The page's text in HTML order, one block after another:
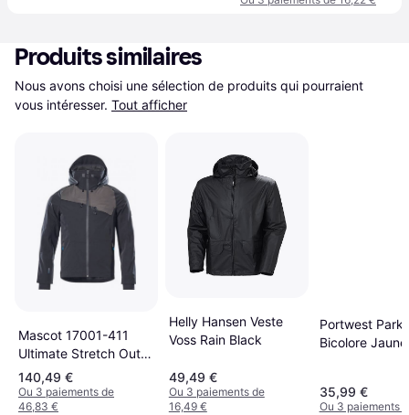
Produits similaires
Nous avons choisi une sélection de produits qui pourraient
vous intéresser. Tout afficher
Mascot 17001-411
Ultimate Stretch Outer
Shell Jacket -
Black/Dark Anthracite
140,49 €
Ou 3 paiements de
46,83 €
Helly Hansen Veste
Voss Rain Black
49,49 €
Ou 3 paiements de
16,49 €
Portwest
Bicolore
35,99 €
Ou 3 paiements